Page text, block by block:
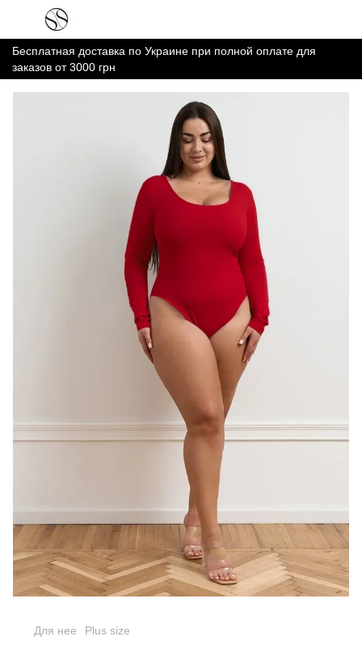
Бесплатная доставка по Украине при полной оплате для
заказов от 3000 грн
Для нее Plus size